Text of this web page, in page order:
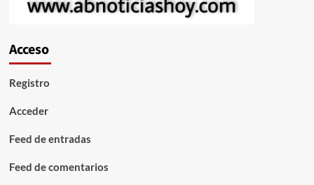
Acceso
Registro
Acceder
Feed de entradas
Feed de comentarios